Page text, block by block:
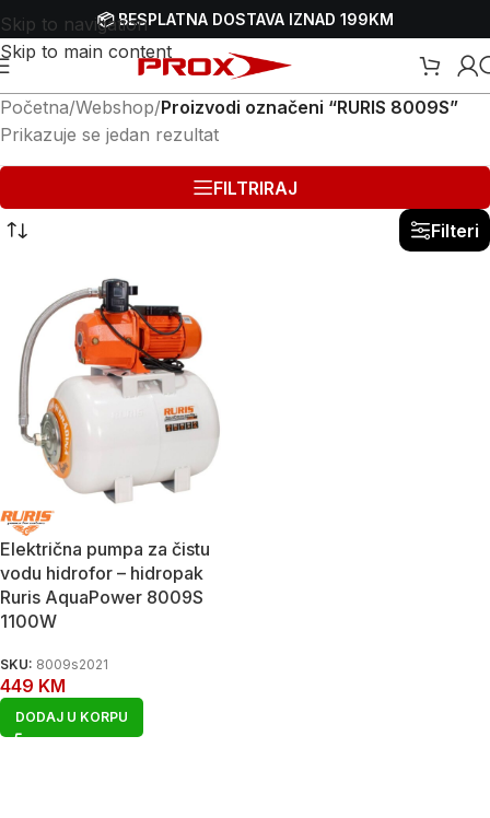
Skip to navigation
Skip to main content
📦 BESPLATNA DOSTAVA IZNAD 199KM
Početna/Webshop/Proizvodi označeni “RURIS 8009S”
Prikazuje se jedan rezultat
FILTRIRAJ
Filteri
Električna pumpa za čistu
vodu hidrofor – hidropak
Ruris AquaPower 8009S
1100W
SKU: 8009s2021
449 KM
DODAJ U KORPU